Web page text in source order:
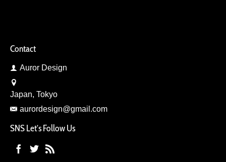
Contact
Auror Design
Japan, Tokyo
aurordesign@gmail.com
SNS Let’s Follow Us